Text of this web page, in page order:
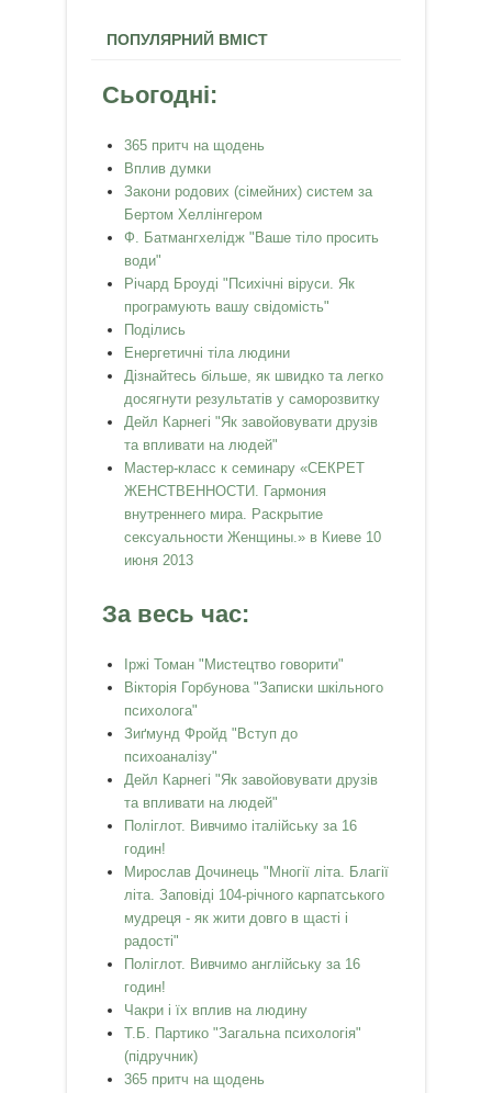
ПОПУЛЯРНИЙ ВМІСТ
Сьогодні:
365 притч на щодень
Вплив думки
Закони родових (сімейних) систем за
Бертом Хеллінгером
Ф. Батмангхелідж "Ваше тіло просить
води"
Річард Броуді "Психічні віруси. Як
програмують вашу свідомість"
Поділись
Енергетичні тіла людини
Дізнайтесь більше, як швидко та легко
досягнути результатів у саморозвитку
Дейл Карнегі "Як завойовувати друзів
та впливати на людей"
Мастер-класс к семинару «СЕКРЕТ
ЖЕНСТВЕННОСТИ. Гармония
внутреннего мира. Раскрытие
сексуальности Женщины.» в Киеве 10
июня 2013
За весь час:
Іржі Томан "Мистецтво говорити"
Вікторія Горбунова "Записки шкільного
психолога"
Зиґмунд Фройд "Вступ до
психоаналізу"
Дейл Карнегі "Як завойовувати друзів
та впливати на людей"
Поліглот. Вивчимо італійську за 16
годин!
Мирослав Дочинець "Многії літа. Благії
літа. Заповіді 104-річного карпатського
мудреця - як жити довго в щасті і
радості"
Поліглот. Вивчимо англійську за 16
годин!
Чакри і їх вплив на людину
Т.Б. Партико "Загальна психологія"
(підручник)
365 притч на щодень